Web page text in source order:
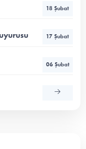
18 Şubat
17 Şubat
06 Şubat